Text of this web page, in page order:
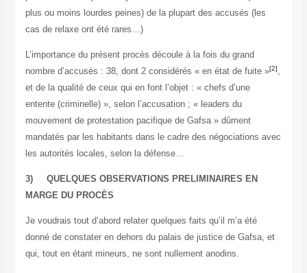
plus ou moins lourdes peines) de la plupart des accusés (les
cas de relaxe ont été rares…)
L’importance du présent procès découle à la fois du grand
nombre d’accusés : 38, dont 2 considérés « en état de fuite »[2],
et de la qualité de ceux qui en font l’objet : « chefs d’une
entente (criminelle) », selon l’accusation ; « leaders du
mouvement de protestation pacifique de Gafsa » dûment
mandatés par les habitants dans le cadre des négociations avec
les autorités locales, selon la défense…
3) QUELQUES OBSERVATIONS PRELIMINAIRES EN
MARGE DU PROCÈS
Je voudrais tout d’abord relater quelques faits qu’il m’a été
donné de constater en dehors du palais de justice de Gafsa, et
qui, tout en étant mineurs, ne sont nullement anodins.